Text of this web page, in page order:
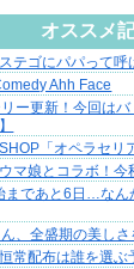
オススメ
が壊れる瞬間
テゴにパパって呼
Ahh Face
リー更新！今回は
SHOP「オペラセ
マ娘とコラボ！今
まであと6日…な
、全盛期の美し
常配布は誰を選ぶ